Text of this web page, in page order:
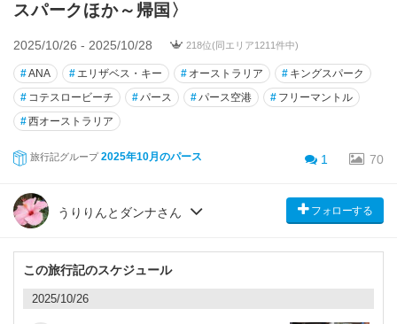
スパークほか～帰国〉
2025/10/26 - 2025/10/28 218位(同エリア1211件中)
#ANA # エリザベス・キー # オーストラリア # キングスパーク
# コテスロービーチ #パース #パース空港 # フリーマントル
#西オーストラリア
旅行記グループ 2025年10月のパース 1 70
うりりんとダンナさん フォローする
この旅行記のスケジュール
2025/10/26